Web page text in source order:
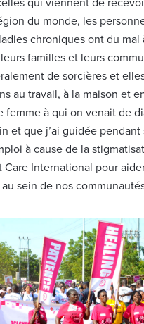
qui viennent de
du monde, les
chroniques ont du mal
familles et leurs
de sorcières et
au travail, à la maison et
femme à qui on venait de
et que j’ai guidée
à cause de la
Care International pour
sein de nos